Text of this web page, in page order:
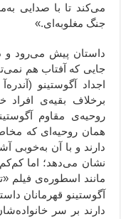
می‌کند تا با صدایی
جنگ مغلوبه‌ای.»
داستان پیش می‌رود و
جایی که آفتاب هم
اجداد آگوستینو
برخلاف بقیه‌ی افراد
روحیه‌ی مقاوم
همان روحیه‌ای که
دارند و با آن به‌‌خوبی
نشان می‌دهد؛ اما
مانند اسطوره‌ی فیلم
آگوستینو قهرمانان
دارند بر سر